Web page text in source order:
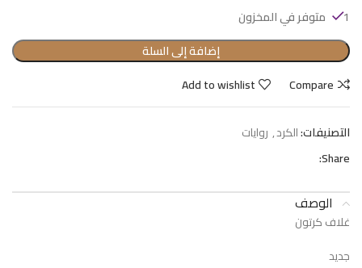
1 متوفر في المخزون
إضافة إلى السلة
Compare
Add to wishlist
التصنيفات:الكرد, روايات
Share:
الوصف
غلاف كرتون
جديد